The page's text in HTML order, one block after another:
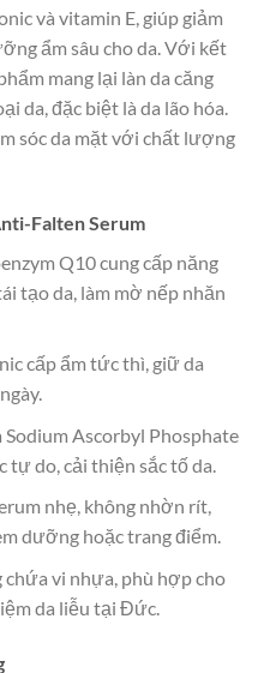
và vitamin E, giúp giảm
ẩm sâu cho da. Với kết
mang lại làn da căng
da, đặc biệt là da lão hóa.
sóc da mặt với chất lượng
Falten Serum
Q10 cung cấp năng
tạo da, làm mờ nếp nhăn
cấp ẩm tức thì, giữ da
Sodium Ascorbyl Phosphate
tự do, cải thiện sắc tố da.
nhẹ, không nhờn rít,
dưỡng hoặc trang điểm.
chứa vi nhựa, phù hợp cho
da liễu tại Đức.